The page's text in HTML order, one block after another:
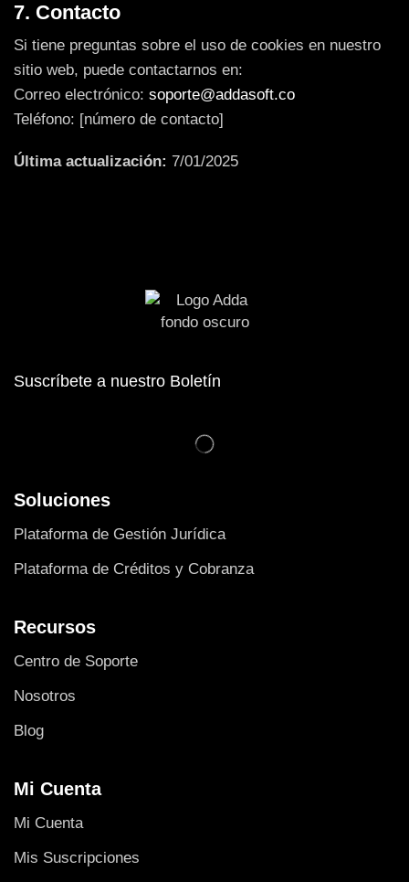
7. Contacto
Si tiene preguntas sobre el uso de cookies en nuestro
sitio web, puede contactarnos en:
Correo electrónico: soporte@addasoft.co
Teléfono: [número de contacto]
Última actualización: 7/01/2025
Suscríbete a nuestro Boletín
Soluciones
Plataforma de Gestión Jurídica
Plataforma de Créditos y Cobranza
Recursos
Centro de Soporte
Nosotros
Blog
Mi Cuenta
Mi Cuenta
Mis Suscripciones